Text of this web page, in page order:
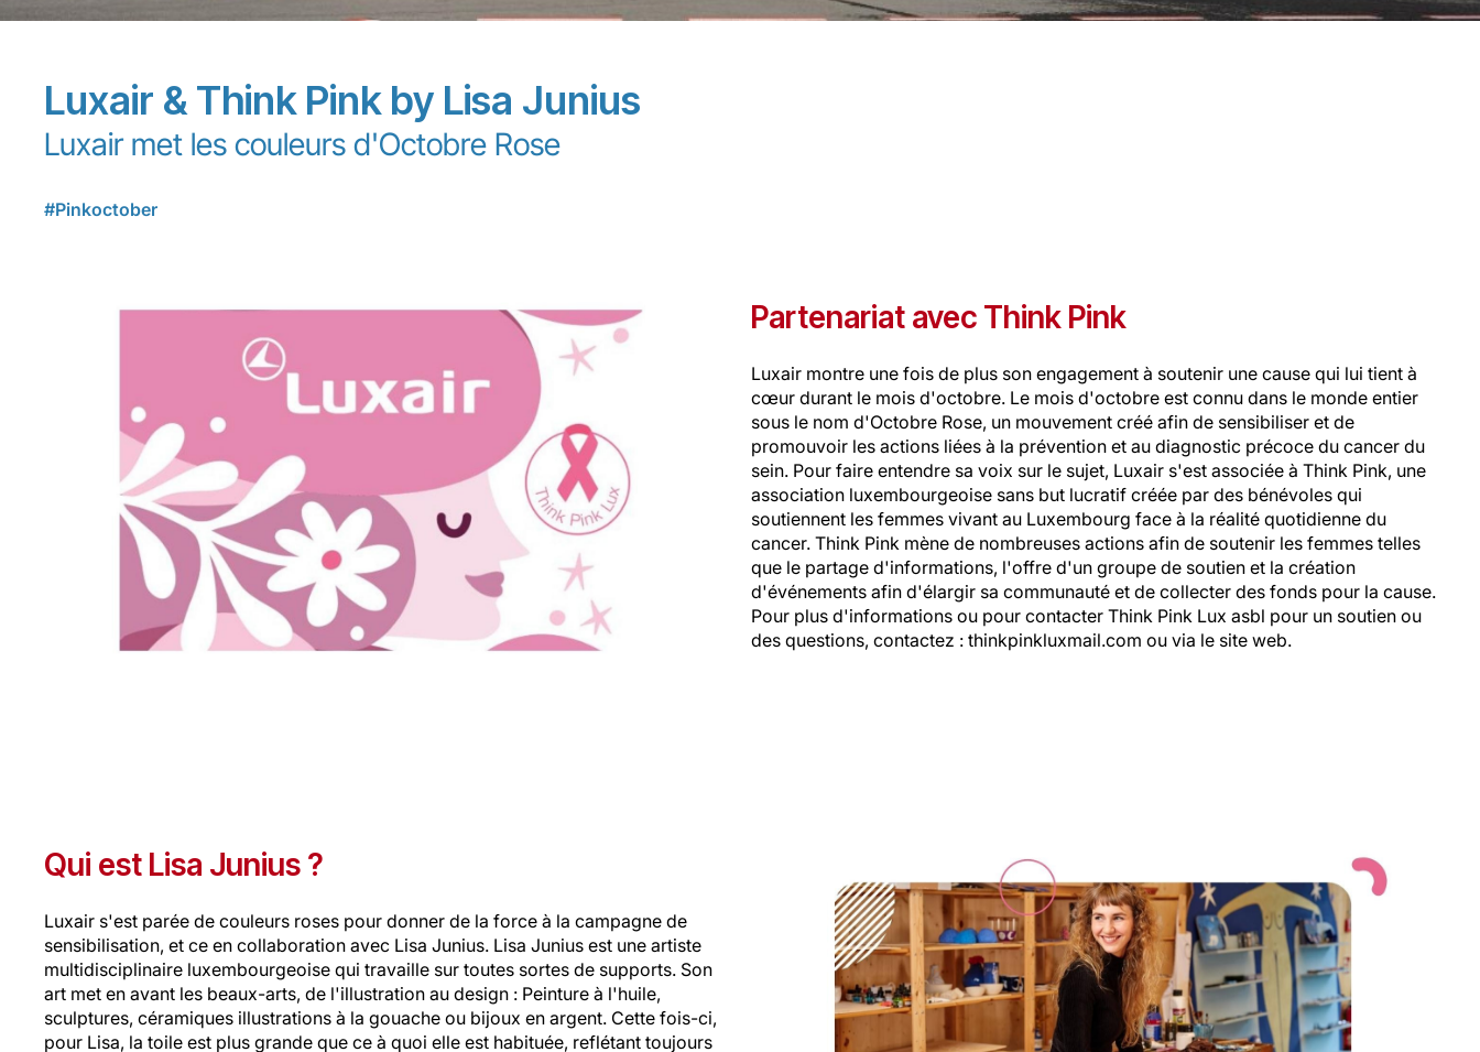
Luxair & Think Pink by Lisa Junius
Luxair met les couleurs d'Octobre Rose
#Pinkoctober
Partenariat avec Think Pink
Luxair montre une fois de plus son engagement à soutenir une cause qui lui tient à
cœur durant le mois d'octobre. Le mois d'octobre est connu dans le monde entier
sous le nom d'Octobre Rose, un mouvement créé afin de sensibiliser et de
promouvoir les actions liées à la prévention et au diagnostic précoce du cancer du
sein. Pour faire entendre sa voix sur le sujet, Luxair s'est associée à Think Pink, une
association luxembourgeoise sans but lucratif créée par des bénévoles qui
soutiennent les femmes vivant au Luxembourg face à la réalité quotidienne du
cancer. Think Pink mène de nombreuses actions afin de soutenir les femmes telles
que le partage d'informations, l'offre d'un groupe de soutien et la création
d'événements afin d'élargir sa communauté et de collecter des fonds pour la cause.
Pour plus d'informations ou pour contacter Think Pink Lux asbl pour un soutien ou
des questions, contactez : thinkpinkluxmail.com ou via le site web.
Qui est Lisa Junius ?
Luxair s'est parée de couleurs roses pour donner de la force à la campagne de
sensibilisation, et ce en collaboration avec Lisa Junius. Lisa Junius est une artiste
multidisciplinaire luxembourgeoise qui travaille sur toutes sortes de supports. Son
art met en avant les beaux-arts, de l'illustration au design : Peinture à l'huile,
sculptures, céramiques illustrations à la gouache ou bijoux en argent. Cette fois-ci,
pour Lisa, la toile est plus grande que ce à quoi elle est habituée, reflétant toujours